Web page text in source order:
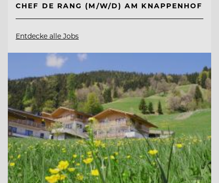
CHEF DE RANG (M/W/D) AM KNAPPENHOF
Entdecke alle Jobs